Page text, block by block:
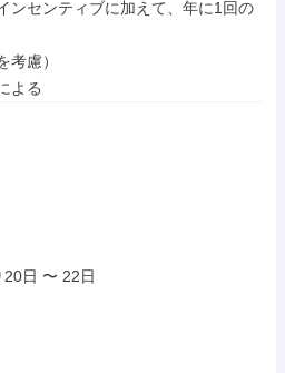
ンセンティブに加えて、年に1回の
考慮）
よる
日 〜 22日